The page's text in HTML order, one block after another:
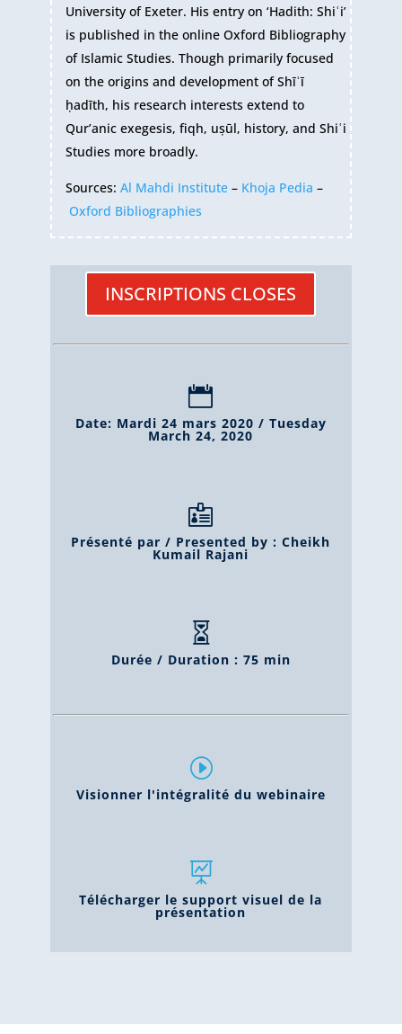
University of Exeter. His entry on ‘Hadith: Shiʿi’
is published in the online Oxford Bibliography
of Islamic Studies. Though primarily focused
on the origins and development of Shīʿī
ḥadīth, his research interests extend to
Qur’anic exegesis, fiqh, uṣūl, history, and Shiʿi
Studies more broadly.
Sources: Al Mahdi Institute– Khoja Pedia –
Oxford Bibliographies
INSCRIPTIONS CLOSES

Date: Mardi 24 mars 2020 / Tuesday
March 24, 2020

Présenté par / Presented by : Cheikh
Kumail Rajani

Durée / Duration : 75 min
I
Visionner l'intégralité du webinaire

Télécharger le support visuel de la
présentation